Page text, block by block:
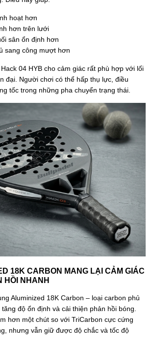
hoạt hơn
hơn trên lưới
sân ổn định hơn
sang công mượt hơn
04 HYB cho cảm giác rất phù hợp với lối
đại. Người chơi có thể hấp thụ lực, điều
tốc trong những pha chuyển trạng thái.
18K CARBON MANG LẠI CẢM GIÁC
HỒI NHANH
Aluminized 18K Carbon – loại carbon phủ
độ ổn định và cải thiện phản hồi bóng.
hơn một chút so với TriCarbon cực cứng
nhưng vẫn giữ được độ chắc và tốc độ